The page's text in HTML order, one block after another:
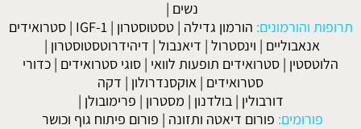
|טסטוסטרון|
IGF-1
| סטרואידים
דיאנבול|דיהידרוטסטוסטרון |
לוואי|סוגי סטרואידים|כדורי
דקה
פרימובולן |
ותזונה|פורום פיתוח גוף וכושר